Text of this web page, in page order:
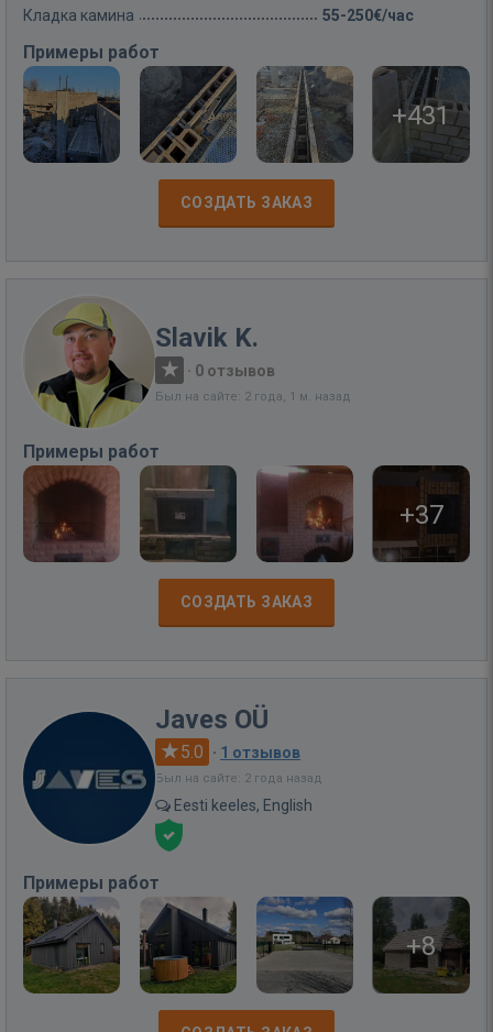
Кладка камина 55-250€/час
Примеры работ
+431
СОЗДАТЬ ЗАКАЗ
Slavik K.
· 0 отзывов
Был на сайте: 2 года, 1 м. назад
Примеры работ
+37
СОЗДАТЬ ЗАКАЗ
Javes OÜ
5.0 · 1 отзывов
Был на сайте: 2 года назад
Eesti keeles, English
Примеры работ
+8